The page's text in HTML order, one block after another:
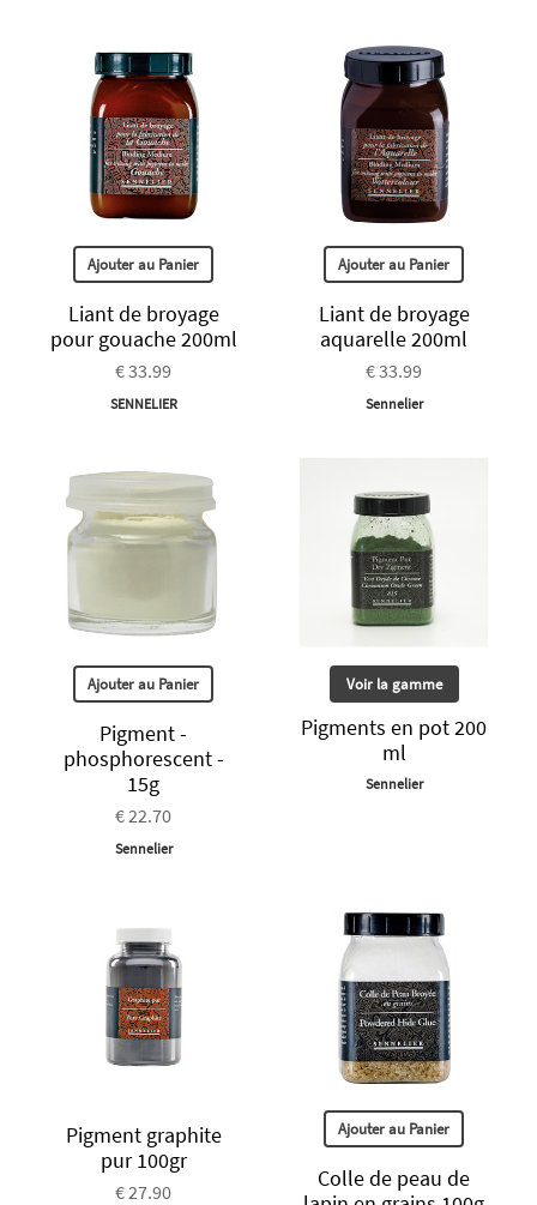
Ajouter au Panier
Liant de broyage
pour gouache 200ml
€ 33.99
SENNELIER
Ajouter au Panier
Liant de broyage
aquarelle 200ml
€ 33.99
Sennelier
Ajouter au Panier
Pigment -
phosphorescent -
15g
€ 22.70
Sennelier
Voir la gamme
Pigments en pot 200
ml
Sennelier
Pigment graphite
pur 100gr
€ 27.90
Ajouter au Panier
Colle de peau de